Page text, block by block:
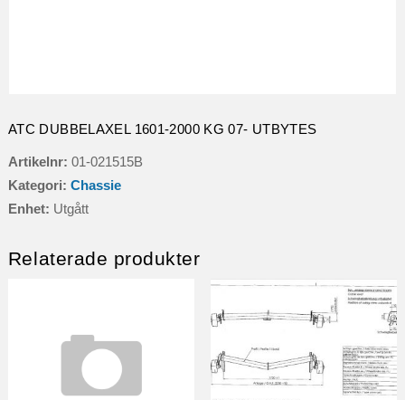
ATC DUBBELAXEL 1601-2000 KG 07- UTBYTES
Artikelnr: 01-021515B
Kategori: Chassie
Enhet: Utgått
Relaterade produkter